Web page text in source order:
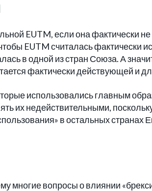
EUTM, если она фактически
EUTM считалась фактически
в одной из стран Союза. А
фактически действующей и
использовались главным
их недействительными,
в остальных странах
многие вопросы о влиянии